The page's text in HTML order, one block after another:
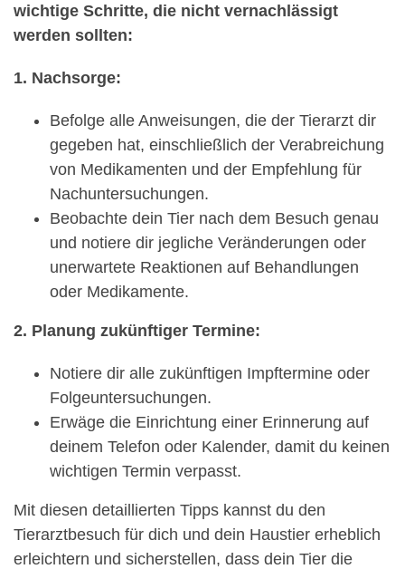
wichtige Schritte, die nicht vernachlässigt
werden sollten:
1. Nachsorge:
Befolge alle Anweisungen, die der Tierarzt dir
gegeben hat, einschließlich der Verabreichung
von Medikamenten und der Empfehlung für
Nachuntersuchungen.
Beobachte dein Tier nach dem Besuch genau
und notiere dir jegliche Veränderungen oder
unerwartete Reaktionen auf Behandlungen
oder Medikamente.
2. Planung zukünftiger Termine:
Notiere dir alle zukünftigen Impftermine oder
Folgeuntersuchungen.
Erwäge die Einrichtung einer Erinnerung auf
deinem Telefon oder Kalender, damit du keinen
wichtigen Termin verpasst.
Mit diesen detaillierten Tipps kannst du den
Tierarztbesuch für dich und dein Haustier erheblich
erleichtern und sicherstellen, dass dein Tier die